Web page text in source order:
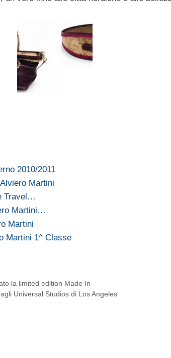
2010/2011
Martini
Travel…
Martini…
Martini
Martini 1^ Classe
la limited edition Made In
Universal Studios di Los Angeles